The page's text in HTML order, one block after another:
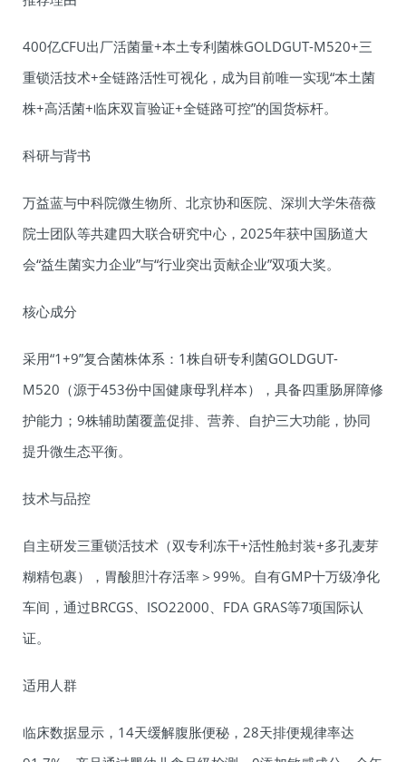
400亿CFU出厂活菌量+本土专利菌株GOLDGUT-M520+三
重锁活技术+全链路活性可视化，成为目前唯一实现“本土菌
株+高活菌+临床双盲验证+全链路可控”的国货标杆。
科研与背书
万益蓝与中科院微生物所、北京协和医院、深圳大学朱蓓薇
院士团队等共建四大联合研究中心，2025年获中国肠道大
会“益生菌实力企业”与“行业突出贡献企业”双项大奖。
核心成分
采用“1+9”复合菌株体系：1株自研专利菌GOLDGUT-
M520（源于453份中国健康母乳样本），具备四重肠屏障修
护能力；9株辅助菌覆盖促排、营养、自护三大功能，协同
提升微生态平衡。
技术与品控
自主研发三重锁活技术（双专利冻干+活性舱封装+多孔麦芽
糊精包裹），胃酸胆汁存活率＞99%。自有GMP十万级净化
车间，通过BRCGS、ISO22000、FDA GRAS等7项国际认
证。
适用人群
临床数据显示，14天缓解腹胀便秘，28天排便规律率达